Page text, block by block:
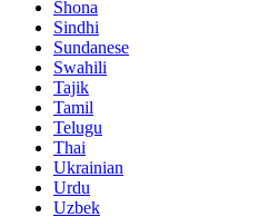
Shona
Sindhi
Sundanese
Swahili
Tajik
Tamil
Telugu
Thai
Ukrainian
Urdu
Uzbek